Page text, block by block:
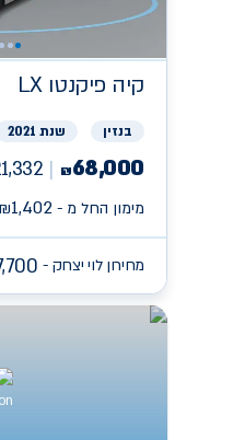
קיה פיקנטו LX
בנזין שנת 2021
₪68,000
מימון החל מ -
₪1,402
מחירון לוי יצחק -